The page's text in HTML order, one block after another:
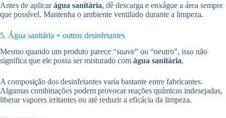
Antes de aplicarágua sanitária, dê descarga e enxágue a área sempre
que possível. Mantenha o ambiente ventilado durante a limpeza.
5. Água sanitária + outros desinfetantes
Mesmo quando um produto parece “suave” ou “neutro”, isso não
significa que ele possa ser misturado com água sanitária.
A composição dos desinfetantes varia bastante entre fabricantes.
Algumas combinações podem provocar reações químicas indesejadas,
liberar vapores irritantes ou até reduzir a eficácia da limpeza.